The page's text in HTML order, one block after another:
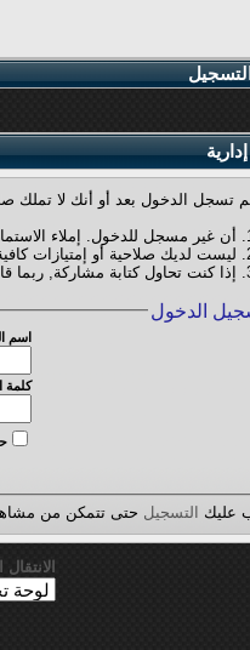
التسجيل
تسجل الدخول بعد أو أنك لا تملك
أن غير مسجل للدخول. إملاء
ليست لديك صلاحية أو إمتيازات
إذا كنت تحاول كتابة مشاركة,
الدخول
اسم
كلمة
عليك التسجيل حتى تتمكن من